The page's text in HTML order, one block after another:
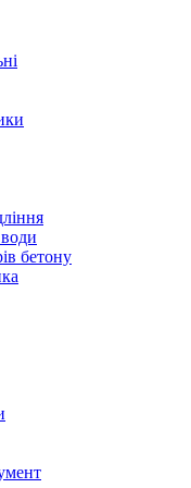
бетону